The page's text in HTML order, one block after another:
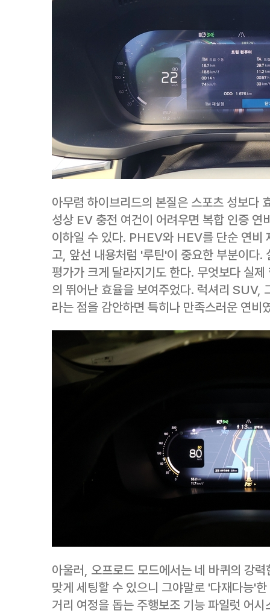
아무렴 하이브리드의 본질은 스포츠 성보다
성상 EV 충전 여건이 어려우면 복합 인증
이하일 수 있다. PHEV와 HEV를 단순 연비
고, 앞선 내용처럼 '루틴'이 중요한 부분이다.
평가가 크게 달라지기도 한다. 무엇보다 실
의 뛰어난 효율을 보여주었다. 럭셔리 SUV,
라는 점을 감안하면 특히나 만족스러운 연비
아울러, 오프로드 모드에서는 네 바퀴의 강
맞게 세팅할 수 있으니 그야말로 '다재다능'
거리 여정을 돕는 주행보조 기능 파일럿 어